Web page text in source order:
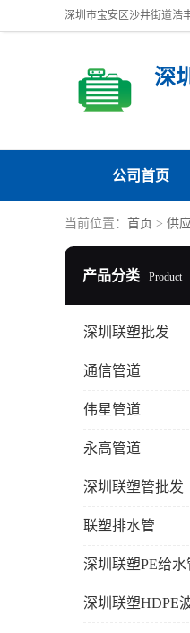
深
公司首页
当前位置： 首页 > 供
产品分类 Product
深圳联塑批发
通信管道
伟星管道
永高管道
深圳联塑管批发
联塑排水管
深圳联塑PE给水